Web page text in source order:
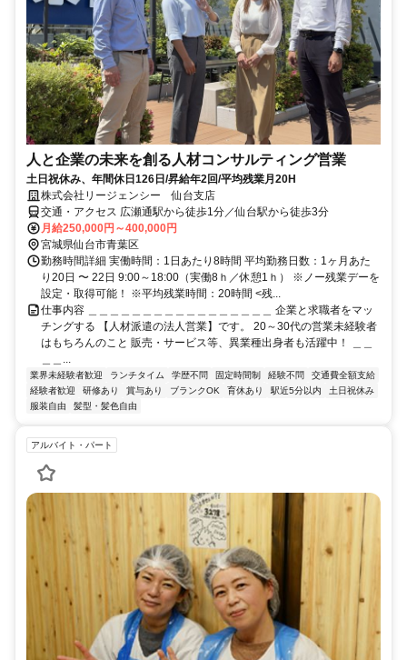
人と企業の未来を創る人材コンサルティング営業
土日祝休み、年間休日126日/昇給年2回/平均残業月20H
株式会社リージェンシー 仙台支店
交通・アクセス 広瀬通駅から徒歩1分／仙台駅から徒歩3分
月給250,000円～400,000円
宮城県仙台市青葉区
勤務時間詳細 実働時間：1日あたり8時間 平均勤務日数：1ヶ月あた
り20日 〜 22日 9:00～18:00（実働8ｈ／休憩1ｈ） ※ノー残業デーを
設定・取得可能！ ※平均残業時間：20時間 <残...
仕事内容 ＿＿＿＿＿＿＿＿＿＿＿＿＿＿＿＿＿ 企業と求職者をマッ
チングする 【人材派遣の法人営業】です。 20～30代の営業未経験者
はもちろんのこと 販売・サービス等、異業種出身者も活躍中！ ＿＿
＿＿...
業界未経験者歓迎 ランチタイム 学歴不問 固定時間制 経験不問
交通費全額支給
経験者歓迎
研修あり 賞与あり ブランクOK 育休あり 駅近5分以内
土日祝休み
服装自由
髪型・髪色自由
アルバイト・パート